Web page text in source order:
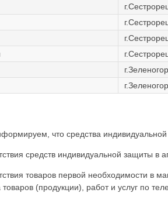
что средства
средств индивидуальной защиты
товаров первой необходимости в
товаров (продукции), работ и услуг по